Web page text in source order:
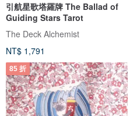
引航星歌塔羅牌 The Ballad of
Guiding Stars Tarot
The Deck Alchemist
NT$ 1,791
85 折